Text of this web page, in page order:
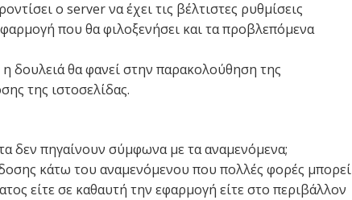
ο server να έχει τις βέλτιστες ρυθμίσεις
που θα φιλοξενήσει και τα προβλεπόμενα
δουλειά θα φανεί στην παρακολούθηση της
της ιστοσελίδας.
δεν πηγαίνουν σύμφωνα με τα αναμενόμενα;
κάτω του αναμενόμενου που πολλές φορές μπορεί
είτε σε καθαυτή την εφαρμογή είτε στο περιβάλλον